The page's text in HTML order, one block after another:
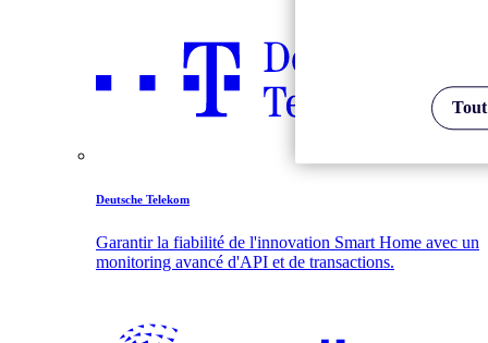
Deutsche Telekom
Garantir la fiabilité de l'innovation Smart Home avec un
monitoring avancé d'API et de transactions.